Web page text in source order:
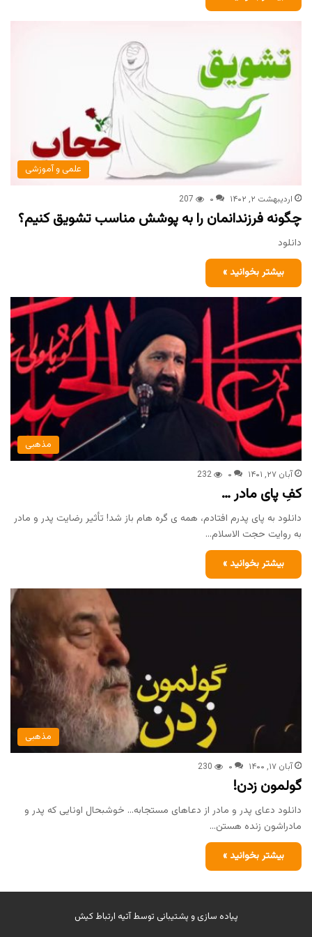
علمی و آموزشی
اردیبهشت ۲, ۱۴۰۲ ۰ 207
چگونه فرزندانمان را به پوشش مناسب تشویق کنیم؟
دانلود
بیشتر بخوانید »
مذهبی
آبان ۲۷, ۱۴۰۱ ۰ 232
کفِ پای مادر …
دانلود به پای پدرم افتادم، همه ی گره هام باز شد! تأثیر رضایت پدر و مادر
به روایت حجت الاسلام…
بیشتر بخوانید »
مذهبی
آبان ۱۷, ۱۴۰۰ ۰ 230
گولمون زدن!
دانلود دعای پدر و مادر از دعاهای مستجابه… خوشبحال اونایی که پدر و
مادراشون زنده هستن…
بیشتر بخوانید »
پیاده سازی و پشتیبانی توسطآتیه ارتباط کیش